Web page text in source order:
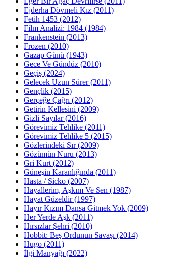
Ejderha Dövmeli Kız (2011)
Fetih 1453 (2012)
Film Analizi: 1984 (1984)
Frankenstein (2013)
Frozen (2010)
Gazap Günü (1943)
Gece Ve Gündüz (2010)
Geçiş (2024)
Gelecek Uzun Sürer (2011)
Gençlik (2015)
Gerçeğe Çağrı (2012)
Getirin Kellesini (2009)
Gizli Sayılar (2016)
Görevimiz Tehlike (2011)
Görevimiz Tehlike 5 (2015)
Gözlerindeki Sır (2009)
Gözümün Nuru (2013)
Gri Kurt (2012)
Güneşin Karanlığında (2011)
Hasta / Sicko (2007)
Hayallerim, Aşkım Ve Sen (1987)
Hayat Güzeldir (1997)
Hayır Kızım Dansa Gitmek Yok (2009)
Her Yerde Aşk (2011)
Hırsızlar Şehri (2010)
Hobbit: Beş Ordunun Savaşı (2014)
Hugo (2011)
İlgi Manyağı (2022)